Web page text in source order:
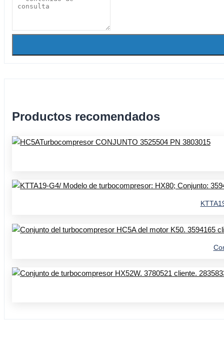
Productos recomendados